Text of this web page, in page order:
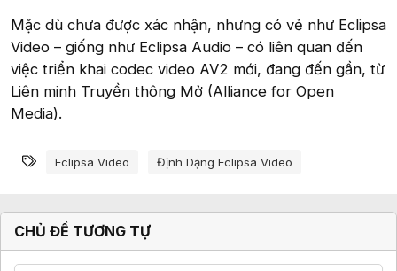
Mặc dù chưa được xác nhận, nhưng có vẻ như Eclipsa
Video – giống như Eclipsa Audio – có liên quan đến
việc triển khai codec video AV2 mới, đang đến gần, từ
Liên minh Truyền thông Mở (Alliance for Open
Media).
Từ khóa
Eclipsa Video Định Dạng Eclipsa Video
CHỦ ĐỀ TƯƠNG TỰ